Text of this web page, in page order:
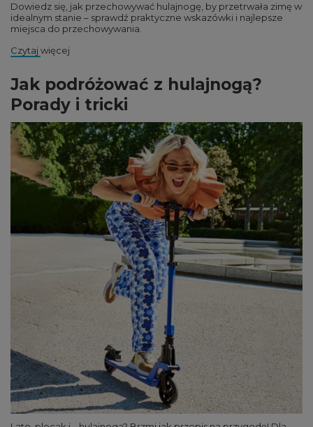
Dowiedz się, jak przechowywać hulajnogę, by przetrwała zimę w
idealnym stanie – sprawdź praktyczne wskazówki i najlepsze
miejsca do przechowywania.
Czytaj więcej
Jak podróżować z hulajnogą?
Porady i tricki